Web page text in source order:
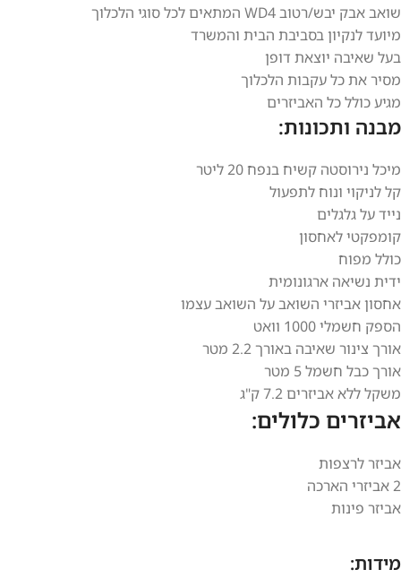
שואב אבק יבש/רטוב WD4 המתאים לכל סוגי הלכלוך
מיועד לנקיון בסביבת הבית והמשרד
בעל שאיבה יוצאת דופן
מסיר את כל עקבות הלכלוך
מגיע כולל כל האביזרים
מבנה ותכונות:
מיכל נירוסטה קשיח בנפח 20 ליטר
קל לניקוי ונוח לתפעול
נייד על גלגלים
קומפקטי לאחסון
כולל מפוח
ידית נשיאה ארגונומית
אחסון אביזרי השואב על השואב עצמו
הספק חשמלי 1000 וואט
אורך צינור שאיבה באורך 2.2 מטר
אורך כבל חשמל 5 מטר
משקל ללא אביזרים 7.2 ק"ג
אביזרים כלולים:
אביזר לרצפות
2 אביזרי הארכה
אביזר פינות
מידות: